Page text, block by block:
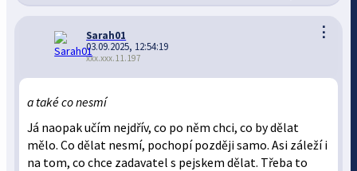
⋮
Sarah01
03.09.2025, 12:54:19
xxx.xxx.11.197
a také co nesmí
Já naopak učím nejdřív, co po něm chci, co by dělat
mělo. Co dělat nesmí, pochopí později samo. Asi záleží i
na tom, co chce zadavatel s pejskem dělat. Třeba to